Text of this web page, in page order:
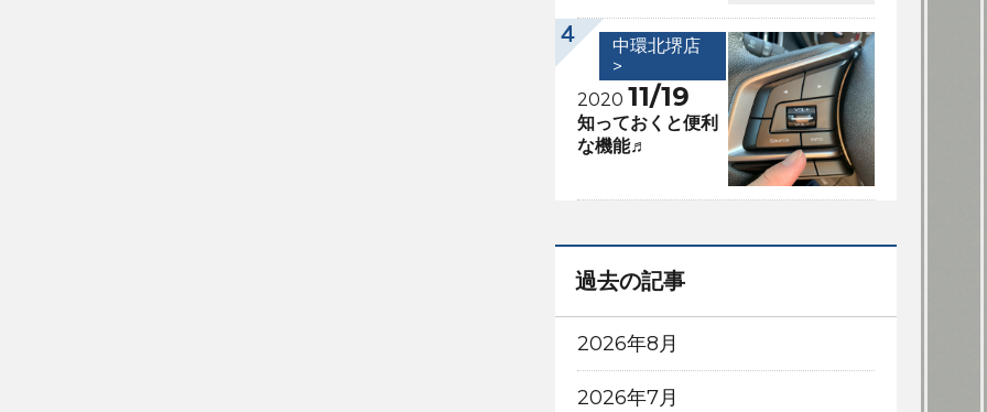
中環北堺店
>
2020 11/19
知っておくと便利
な機能♬
過去の記事
2026年8月
2026年7月